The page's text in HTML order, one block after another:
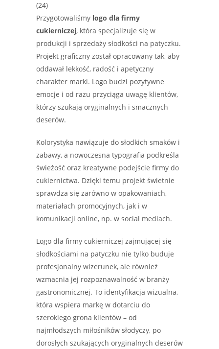
(24)
Przygotowaliśmy logo dla firmy
cukierniczej, która specjalizuje się w
produkcji i sprzedaży słodkości na patyczku.
Projekt graficzny został opracowany tak, aby
oddawał lekkość, radość i apetyczny
charakter marki. Logo budzi pozytywne
emocje i od razu przyciąga uwagę klientów,
którzy szukają oryginalnych i smacznych
deserów.
Kolorystyka nawiązuje do słodkich smaków i
zabawy, a nowoczesna typografia podkreśla
świeżość oraz kreatywne podejście firmy do
cukiernictwa. Dzięki temu projekt świetnie
sprawdza się zarówno w opakowaniach,
materiałach promocyjnych, jak i w
komunikacji online, np. w social mediach.
Logo dla firmy cukierniczej zajmującej się
słodkościami na patyczku nie tylko buduje
profesjonalny wizerunek, ale również
wzmacnia jej rozpoznawalność w branży
gastronomicznej. To identyfikacja wizualna,
która wspiera markę w dotarciu do
szerokiego grona klientów – od
najmłodszych miłośników słodyczy, po
dorosłych szukających oryginalnych deserów